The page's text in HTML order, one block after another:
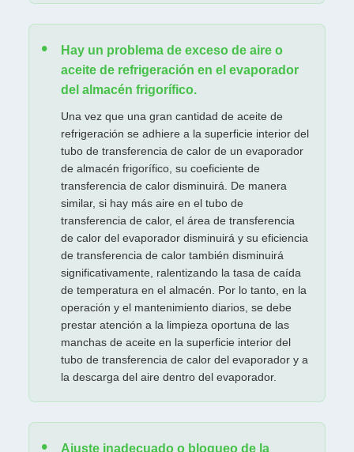
Hay un problema de exceso de aire o
aceite de refrigeración en el evaporador
del almacén frigorífico.
Una vez que una gran cantidad de aceite de
refrigeración se adhiere a la superficie interior del
tubo de transferencia de calor de un evaporador
de almacén frigorífico, su coeficiente de
transferencia de calor disminuirá. De manera
similar, si hay más aire en el tubo de
transferencia de calor, el área de transferencia
de calor del evaporador disminuirá y su eficiencia
de transferencia de calor también disminuirá
significativamente, ralentizando la tasa de caída
de temperatura en el almacén. Por lo tanto, en la
operación y el mantenimiento diarios, se debe
prestar atención a la limpieza oportuna de las
manchas de aceite en la superficie interior del
tubo de transferencia de calor del evaporador y a
la descarga del aire dentro del evaporador.
Ajuste inadecuado o bloqueo de la